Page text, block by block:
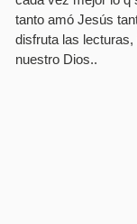
tanto amó Jesús
disfruta las
nuestro Dios..